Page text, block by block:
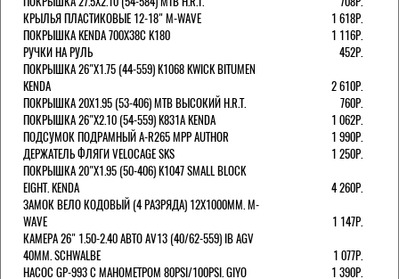
КРЫЛЬЯ ПЛАСТИКОВЫЕ 12-18" M-WAVE
1 618Р.
ПОКРЫШКА KENDA 700Х38С K180
1 116Р.
РУЧКИ НА РУЛЬ
452Р.
ПОКРЫШКА 26"Х1.75 (44-559) K1068 KWICK BITUMEN
KENDA
2 610Р.
ПОКРЫШКА 20X1.95 (53-406) MTB ВЫСОКИЙ H.R.T.
760Р.
ПОКРЫШКА 26"Х2.10 (54-559) K831A KENDA
1 062Р.
ПОДСУМОК ПОДРАМНЫЙ A-R265 MPP AUTHOR
1 990Р.
ДЕРЖАТЕЛЬ ФЛЯГИ VELOCAGE SKS
1 250Р.
ПОКРЫШКА 20"Х1.95 (50-406) K1047 SMALL BLOCK
EIGHT. KENDA
4 260Р.
ЗАМОК ВЕЛО КОДОВЫЙ (4 РАЗРЯДА) 12Х1000ММ. M-
WAVE
1 147Р.
КАМЕРА 26" 1.50-2.40 АВТО AV13 (40/62-559) IB AGV
40MM. SCHWALBE
1 077Р.
НАСОС GP-993 С МАНОМЕТРОМ 80PSI/100PSI. GIYO
1 390Р.